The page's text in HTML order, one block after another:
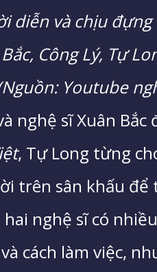
diễn và chịu
Công Lý, Tự
Youtube
nghệ sĩ Xuân
, Tự Long từng
trên sân khấu
nghệ sĩ có
cách làm việc,